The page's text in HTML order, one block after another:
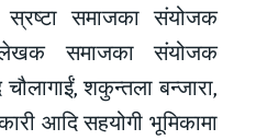
स्रष्टा समाजका संयोजक
लेखक समाजका संयोजक
शकुन्तला बन्जारा,
आदि सहयोगी भूमिकामा